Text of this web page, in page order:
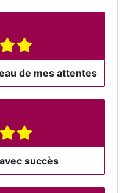
de mes attentes
succès